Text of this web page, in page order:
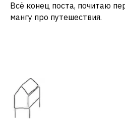
Всё конец поста, почитаю
мангу про путешествия.